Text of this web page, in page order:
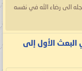
الى رضاء الله في نفسه
البعث الأول إلى